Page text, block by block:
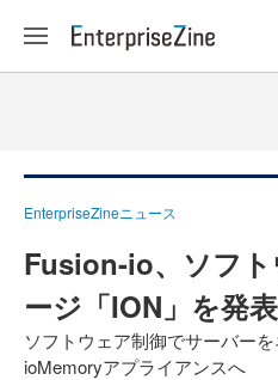
EnterpriseZineニュース
Fusion-io、ソフ
ージ「ION」を発表
ソフトウェア制御でサーバー
ioMemoryアプライアンスへ